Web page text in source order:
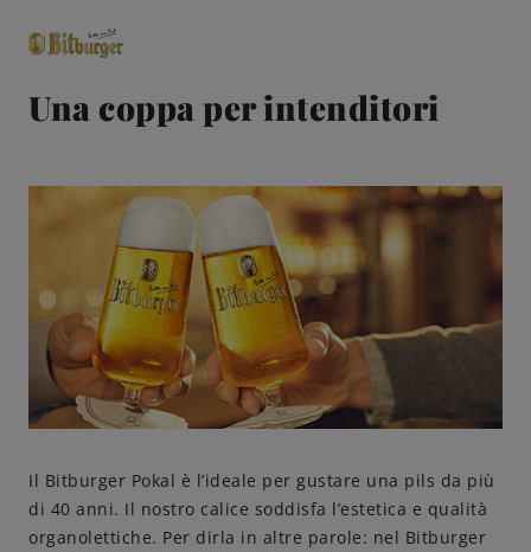
Birre
Gusto
Share & Pair
Ricette
Una coppa per intenditori
Il Bitburger Pokal è l’ideale per gustare una pils da più
di 40 anni. Il nostro calice soddisfa l’estetica e qualità
organolettiche. Per dirla in altre parole: nel Bitburger